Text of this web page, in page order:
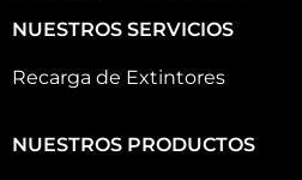
NUESTROS SERVICIOS
Recarga de Extintores
NUESTROS PRODUCTOS